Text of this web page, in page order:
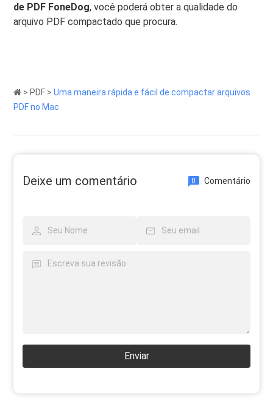
de PDF FoneDog, você poderá obter a qualidade do
arquivo PDF compactado que procura.
> PDF >Uma maneira rápida e fácil de compactar arquivos
PDF no Mac
Deixe um comentário 0 Comentário
Enviar